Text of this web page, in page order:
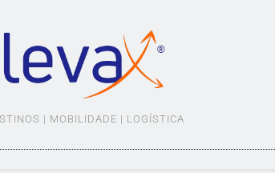
| MOBILIDADE | LOGÍSTICA